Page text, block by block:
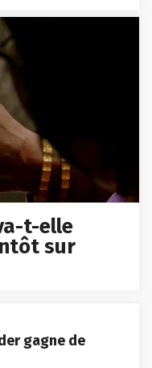
t-elle
sur
gagne de